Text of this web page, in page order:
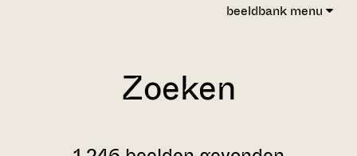
beeldbank menu
Zoeken